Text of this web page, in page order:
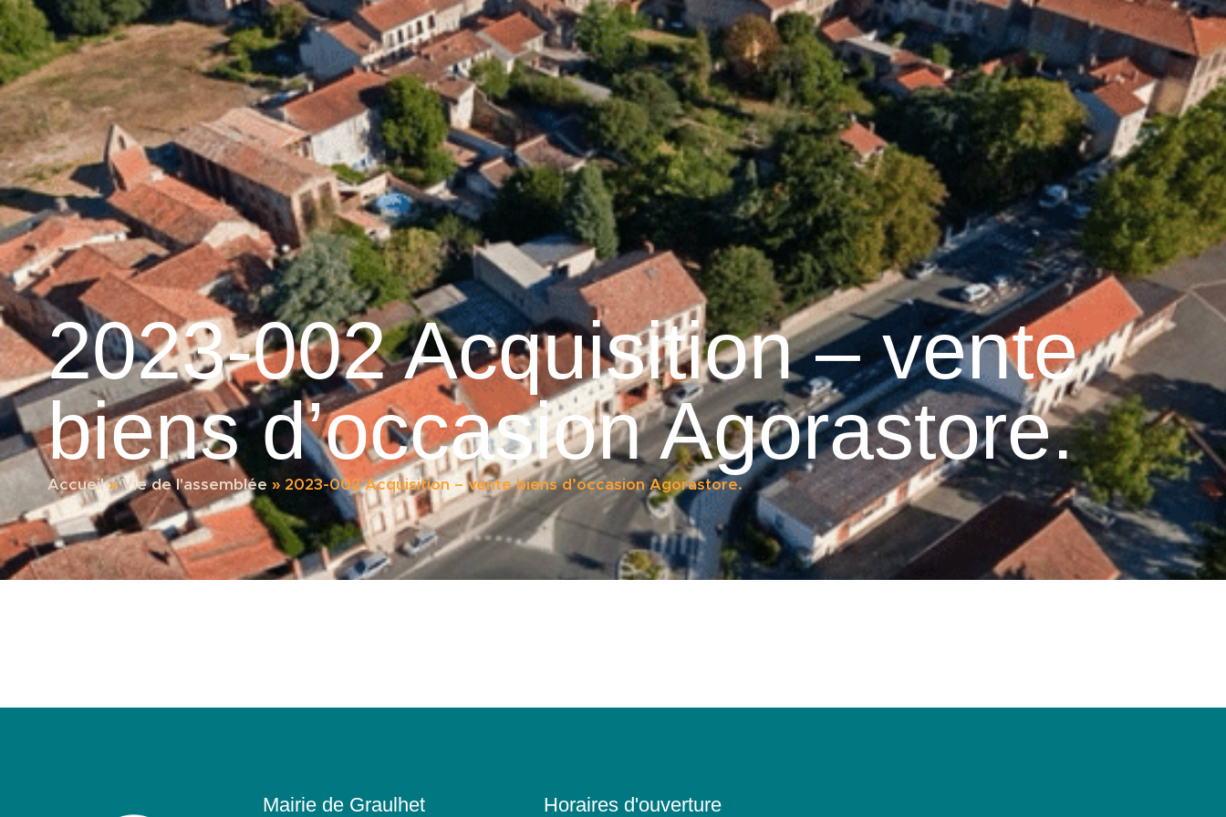
principal
Graulhet et le cuir Accueil Découvrir Graulhet Vie municipale Graulhet au quotidien Services pratiques 17 °C
2023-002 Acquisition – vente
biens d’occasion Agorastore.
Accueil»Vie de l'assemblée » 2023-002 Acquisition – vente biens d’occasion Agorastore.
Mairie de Graulhet Horaires d'ouverture